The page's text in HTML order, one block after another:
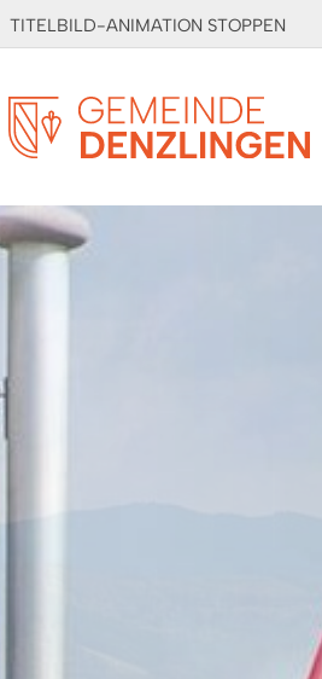
TITELBILD-ANIMATION STOPPEN